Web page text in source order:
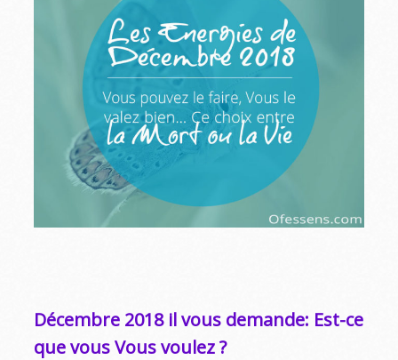
Décembre 2018 il vous demande: Est-ce
que vous Vous voulez ?